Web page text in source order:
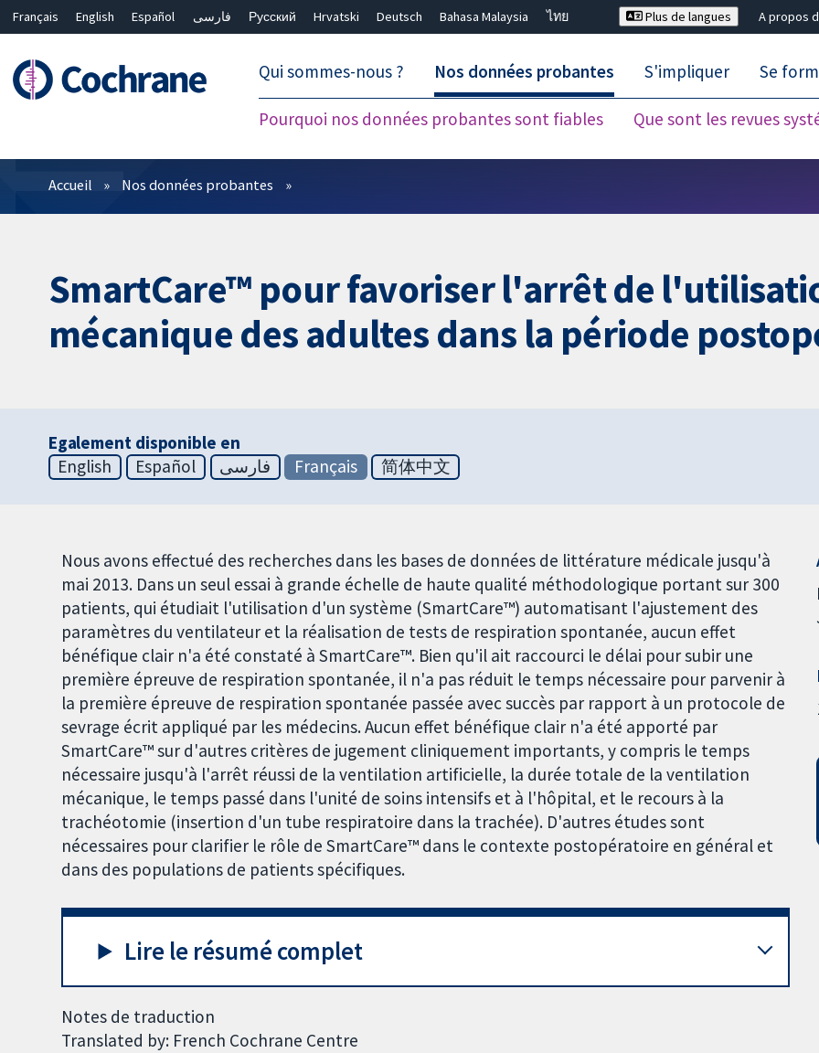
Français English Español فارسی Русский Hrvatski Deutsch Bahasa Malaysia
ไทย
Plus de langues A propos
Qui sommes-nous ? Nos données probantes
Pourquoi nos données probantes sont fiables Que sont les revues
S'impliquer Se
Filtres
Accueil Nos données probantes
SmartCare™ pour favoriser l'arrêt de
mécanique des adultes dans la période
Egalement disponible en
English
Español فارسی Français 简体中文
Nous avons effectué des recherches dans les bases de données de littérature médicale jusqu'à
mai 2013. Dans un seul essai à grande échelle de haute qualité méthodologique portant sur 300
patients, qui étudiait l'utilisation d'un système (SmartCare™) automatisant l'ajustement des
paramètres du ventilateur et la réalisation de tests de respiration spontanée, aucun effet
bénéfique clair n'a été constaté à SmartCare™. Bien qu'il ait raccourci le délai pour subir une
première épreuve de respiration spontanée, il n'a pas réduit le temps nécessaire pour parvenir à
la première épreuve de respiration spontanée passée avec succès par rapport à un protocole de
sevrage écrit appliqué par les médecins. Aucun effet bénéfique clair n'a été apporté par
SmartCare™ sur d'autres critères de jugement cliniquement importants, y compris le temps
nécessaire jusqu'à l'arrêt réussi de la ventilation artificielle, la durée totale de la ventilation
mécanique, le temps passé dans l'unité de soins intensifs et à l'hôpital, et le recours à la
trachéotomie (insertion d'un tube respiratoire dans la trachée). D'autres études sont
nécessaires pour clarifier le rôle de SmartCare™ dans le contexte postopératoire en général et
dans des populations de patients spécifiques.
Lire le résumé complet
Notes de traduction
Translated by: French Cochrane Centre